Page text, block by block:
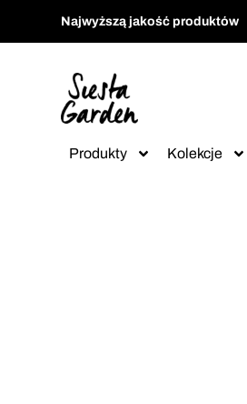
Najwyższą jakość produktów
Produkty Kolekcje